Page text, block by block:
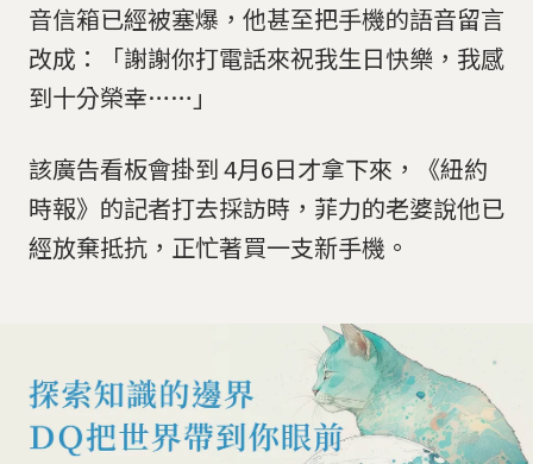
音信箱已經被塞爆，他甚至把手機的語音留言
改成：「謝謝你打電話來祝我生日快樂，我感
到十分榮幸……」
該廣告看板會掛到 4月6日才拿下來，《紐約
時報》的記者打去採訪時，菲力的老婆說他已
經放棄抵抗，正忙著買一支新手機。